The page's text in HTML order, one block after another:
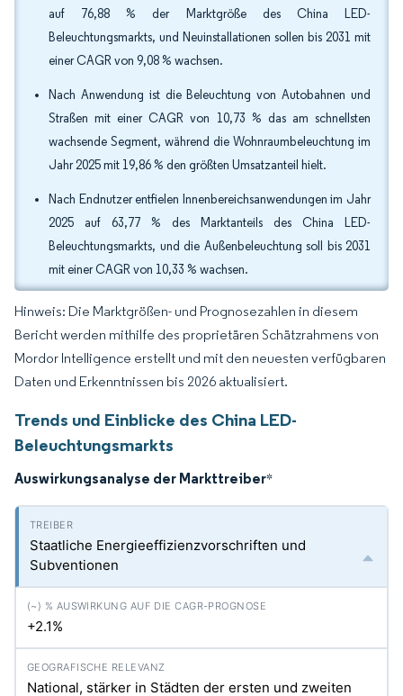
auf 76,88 % der Marktgröße des China LED-
Beleuchtungsmarkts, und Neuinstallationen sollen bis 2031 mit
einer CAGR von 9,08 % wachsen.
Nach Anwendung ist die Beleuchtung von Autobahnen und
Straßen mit einer CAGR von 10,73 % das am schnellsten
wachsende Segment, während die Wohnraumbeleuchtung im
Jahr 2025 mit 19,86 % den größten Umsatzanteil hielt.
Nach Endnutzer entfielen Innenbereichsanwendungen im Jahr
2025 auf 63,77 % des Marktanteils des China LED-
Beleuchtungsmarkts, und die Außenbeleuchtung soll bis 2031
mit einer CAGR von 10,33 % wachsen.
Hinweis: Die Marktgrößen- und Prognosezahlen in diesem
Bericht werden mithilfe des proprietären Schätzrahmens von
Mordor Intelligence erstellt und mit den neuesten verfügbaren
Daten und Erkenntnissen bis 2026 aktualisiert.
Trends und Einblicke des China LED-
Beleuchtungsmarkts
Auswirkungsanalyse der Markttreiber*
Staatliche Energieeffizienzvorschriften und
Subventionen
+2.1%
National, stärker in Städten der ersten und zweiten